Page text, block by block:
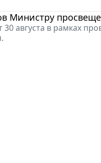
Министру
30 августа в рамках